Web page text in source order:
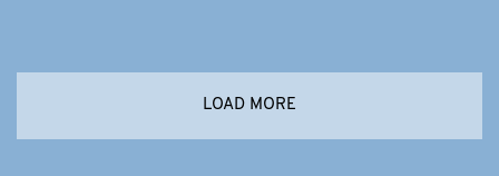
LOAD MORE